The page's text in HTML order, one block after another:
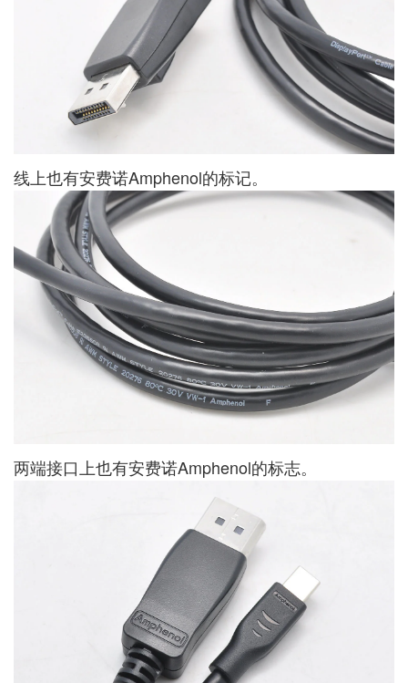
线上也有安费诺Amphenol的标记。
两端接口上也有安费诺Amphenol的标志。